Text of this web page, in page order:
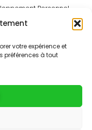
votre expérience et
préférences à tout
Personnel